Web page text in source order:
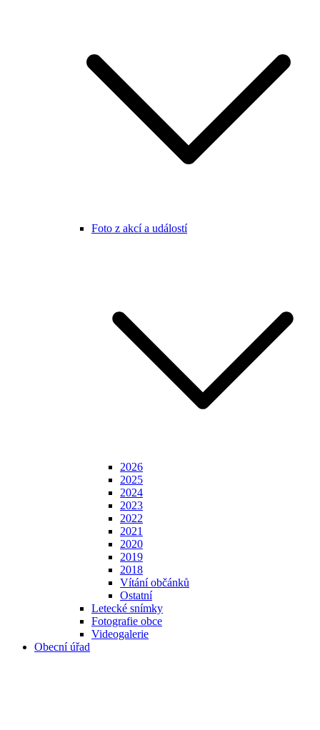
Foto z akcí a událostí
2026
2025
2024
2023
2022
2021
2020
2019
2018
Vítání občánků
Ostatní
Letecké snímky
Fotografie obce
Videogalerie
Obecní úřad